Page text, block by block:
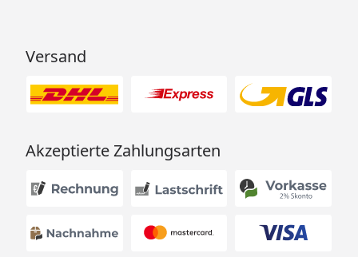
Verpackungsmaße (L × B × H)
Versand
Akzeptierte Zahlungsarten